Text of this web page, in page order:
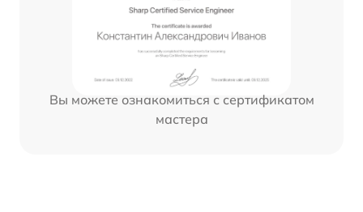
Вы можете ознакомиться с сертификатом
мастера